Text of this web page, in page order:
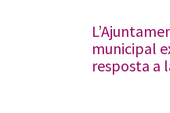
municipal
resposta a